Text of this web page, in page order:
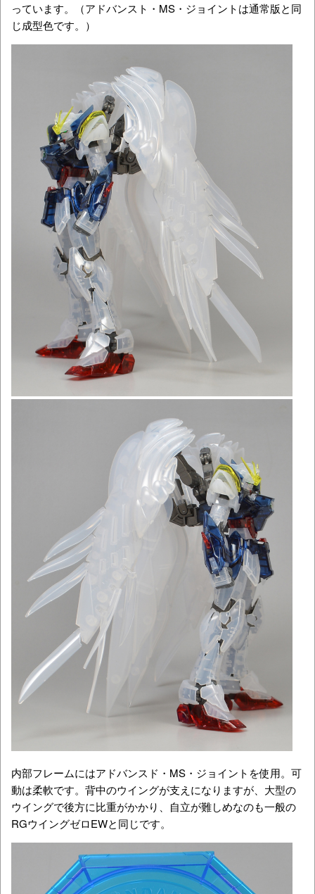
っています。（アドバンスト・MS・ジョイントは通常版と同
じ成型色です。）
内部フレームにはアドバンスド・MS・ジョイントを使用。可
動は柔軟です。背中のウイングが支えになりますが、大型の
ウイングで後方に比重がかかり、自立が難しめなのも一般の
RGウイングゼロEWと同じです。